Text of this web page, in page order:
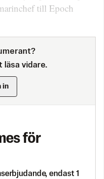
till Epoch
läsa vidare.
in
för
endast 1